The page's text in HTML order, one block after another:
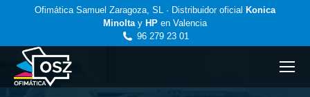
Ofimática Samuel Zaragoza, SL · Distribuidor oficial Konica
Minoltay HP en Valencia
96 279 23 01